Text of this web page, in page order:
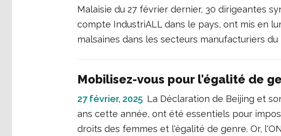
Malaisie du 27 février dernier, 30 dirigeantes
compte IndustriALL dans le pays, ont mis en
malsaines dans les secteurs manufacturiers du
Mobilisez-vous pour l'égalité de
27 février, 2025 La Déclaration de Beijing et
ans cette année, ont été essentiels pour
droits des femmes et l'égalité de genre. Or,